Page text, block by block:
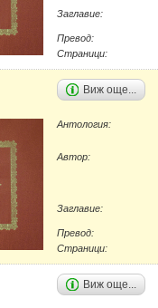
Заглавие:
Превод:
Страници:
Виж още...
Антология:
Автор:
Заглавие:
Превод:
Страници:
Виж още...